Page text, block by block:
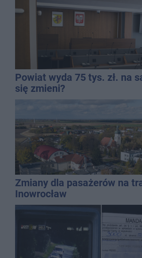
Powiat wyda 75 tys. zł. na
się zmieni?
Zmiany dla pasażerów na
Inowrocław